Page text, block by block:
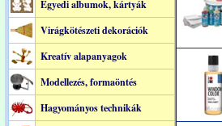
Egyedi albumok, kártyák
Virágkötészeti dekorációk
Kreatív alapanyagok
Modellezés, formaöntés
Hagyományos technikák